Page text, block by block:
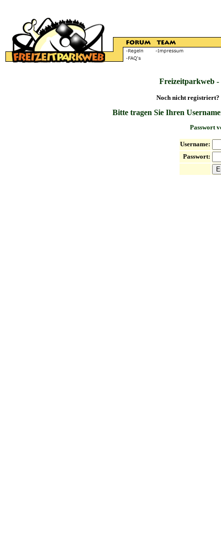
Freizeitparkweb
Noch nicht registriert?
Bitte tragen Sie Ihren
Passwort
Username:
Passwort: